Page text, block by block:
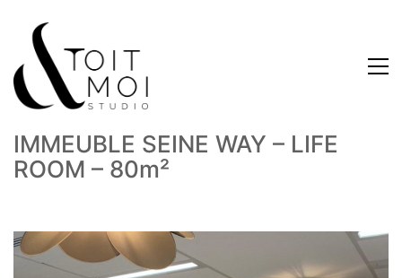
IMMEUBLE SEINE WAY – LIFE
ROOM – 80m²